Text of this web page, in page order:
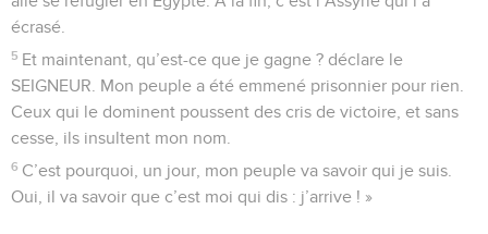
écrasé.
5 Et maintenant, qu’est-ce que je gagne ? déclare le
SEIGNEUR. Mon peuple a été emmené prisonnier pour rien.
Ceux qui le dominent poussent des cris de victoire, et sans
cesse, ils insultent mon nom.
6 C’est pourquoi, un jour, mon peuple va savoir qui je suis.
Oui, il va savoir que c’est moi qui dis : j’arrive ! »